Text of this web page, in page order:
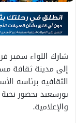
شارك اللواء سمير
إلى مدينة ثقافة
الثقافية برئاسة
بورسعيد بحضور
والإعلامية.